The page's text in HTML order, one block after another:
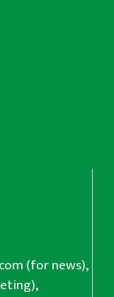
(for news),